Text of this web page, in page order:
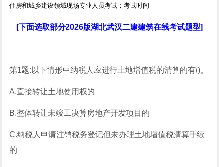
住房和城乡建设领域现场专业人员考试：考试时间
[下面选取部分2026版湖北武汉二建建筑在线考试题型]
第1题:以下情形中纳税人应进行土地增值税的清算的有()。
A.直接转让土地使用权的
B.整体转让未竣工决算房地产开发项目的
C.纳税人申请注销税务登记但未办理土地增值税清算手续
的